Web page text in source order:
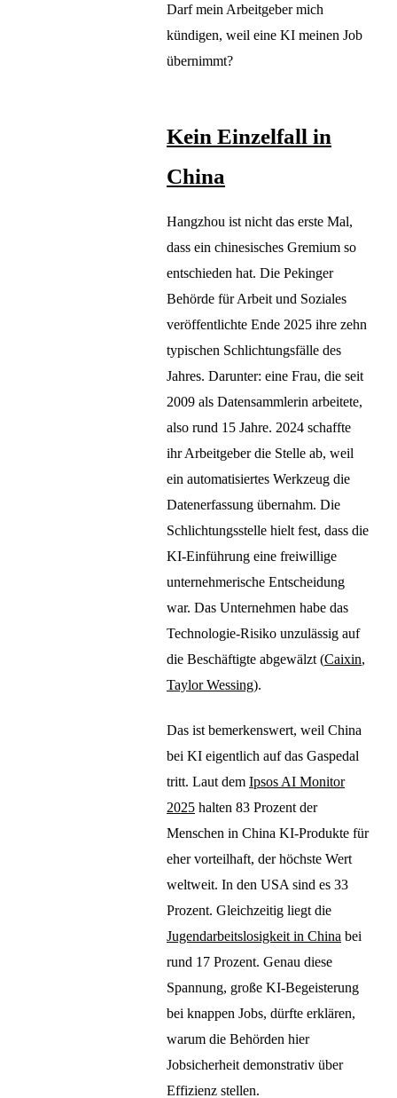
Darf mein Arbeitgeber mich
kündigen, weil eine KI meinen Job
übernimmt?
Kein Einzelfall in
China
Hangzhou ist nicht das erste Mal,
dass ein chinesisches Gremium so
entschieden hat. Die Pekinger
Behörde für Arbeit und Soziales
veröffentlichte Ende 2025 ihre zehn
typischen Schlichtungsfälle des
Jahres. Darunter: eine Frau, die seit
2009 als Datensammlerin arbeitete,
also rund 15 Jahre. 2024 schaffte
ihr Arbeitgeber die Stelle ab, weil
ein automatisiertes Werkzeug die
Datenerfassung übernahm. Die
Schlichtungsstelle hielt fest, dass die
KI-Einführung eine freiwillige
unternehmerische Entscheidung
war. Das Unternehmen habe das
Technologie-Risiko unzulässig auf
die Beschäftigte abgewälzt (Caixin,
Taylor Wessing).
Das ist bemerkenswert, weil China
bei KI eigentlich auf das Gaspedal
tritt. Laut dem Ipsos AI Monitor
2025 halten 83 Prozent der
Menschen in China KI-Produkte für
eher vorteilhaft, der höchste Wert
weltweit. In den USA sind es 33
Prozent. Gleichzeitig liegt die
Jugendarbeitslosigkeit in China bei
rund 17 Prozent. Genau diese
Spannung, große KI-Begeisterung
bei knappen Jobs, dürfte erklären,
warum die Behörden hier
Jobsicherheit demonstrativ über
Effizienz stellen.